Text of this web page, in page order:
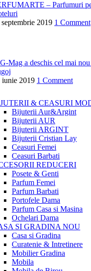
– Parfumuri
septembrie 2019 1 Comment
Mag a deschis cel mai
iunie 2019 1 Comment
& CEASURI
Bijuterii Aur&Argint
Bijuterii AUR
Bijuterii ARGINT
Bijuterii Cristian Lay
Ceasuri Femei
Ceasuri Barbati
REDUCERI
Posete & Genti
Parfum Femei
Parfum Barbati
Portofele Dama
Parfum Casa si Masina
Ochelari Dama
SI GRADINANOU
Casa si Gradina
Curatenie & Intretinere
Mobilier Gradina
Mobila